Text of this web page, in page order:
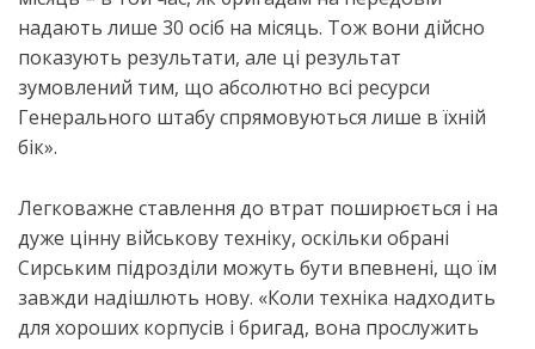
надають лише 30 осіб на місяць. Тож вони дійсно
показують результати, але ці результат
зумовлений тим, що абсолютно всі ресурси
Генерального штабу спрямовуються лише в їхній
бік».
Легковажне ставлення до втрат поширюється і на
дуже цінну військову техніку, оскільки обрані
Сирським підрозділи можуть бути впевнені, що їм
завжди надішлють нову. «Коли техніка надходить
для хороших корпусів і бригад, вона прослужить